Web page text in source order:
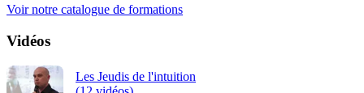
Voir notre catalogue de formations
Vidéos
Les Jeudis de l'intuition